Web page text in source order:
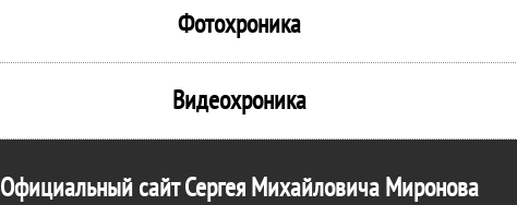
Фотохроника
Видеохроника
Официальный сайт Сергея Михайловича Миронова